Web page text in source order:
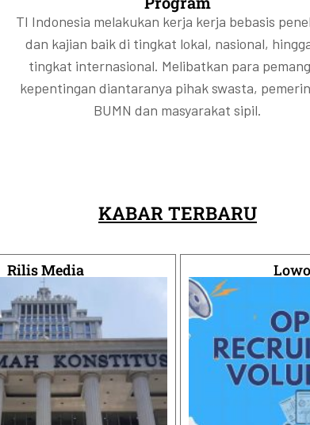
ini belum cukup untuk menjawab
akhir di balik saham emiten?
peningkatan korupsi akibat
ini belum cukup untuk menjawab
akhir di balik saham emiten?
peningkatan korupsi akibat
ini belum cukup untuk menjawab
akhir di balik saham emiten?
peningkatan korupsi akibat
TI Indonesia melakukan kerja kerja bebasis
dan kajian baik di tingkat lokal, nasional,
tingkat internasional. Melibatkan para
kepentingan diantaranya pihak swasta,
BUMN dan masyarakat sipil.
KABAR TERBARU
Rilis Media